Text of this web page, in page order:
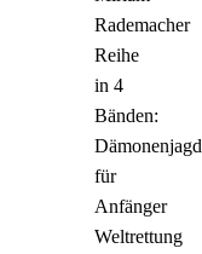
Rademacher
Reihe
in 4
Bänden:
Dämonenjagd
für
Anfänger
Weltrettung